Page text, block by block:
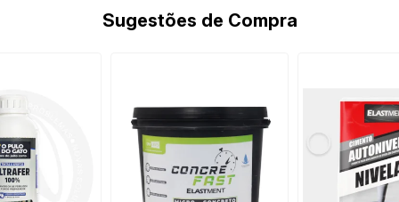
Sugestões de Compra